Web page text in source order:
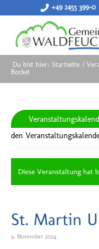
+49 2455 399-0
Du bist hier: Startseite /
Bocket
den
Diese Veranstaltung hat
St. Martin
9. November 2024